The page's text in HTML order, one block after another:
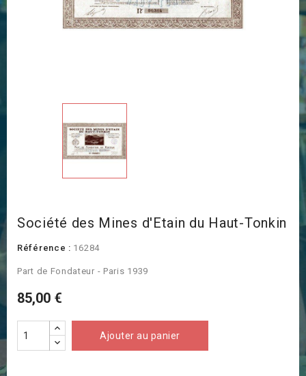
Société des Mines d'Etain du Haut-Tonkin
Référence : 16284
Part de Fondateur - Paris 1939
85,00 €
Ajouter au panier